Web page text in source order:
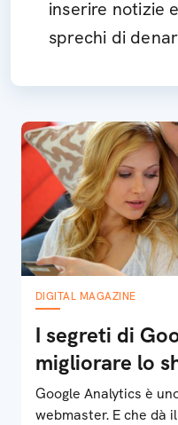
inserire notizie
sprechi di
DIGITAL MAGAZINE
I segreti di
migliorare lo
Google Analytics è
webmaster. E che dà